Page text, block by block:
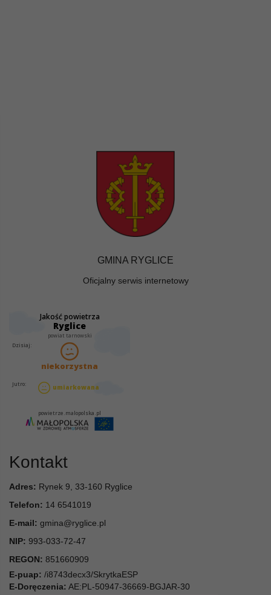
GMINA RYGLICE
Oficjalny serwis internetowy
Kontakt
Adres: Rynek 9, 33-160 Ryglice
Telefon: 14 6541019
E-mail: gmina@ryglice.pl
NIP: 993-033-72-47
REGON: 851660909
E-puap: /i8743decx3/SkrytkaESP
E-Doręczenia: AE:PL-50947-36669-BGJAR-30